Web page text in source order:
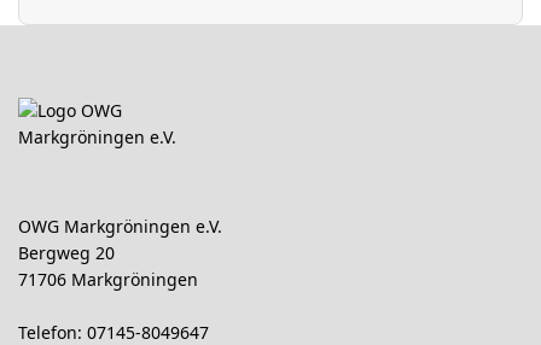
OWG Markgröningen e.V.
Bergweg 20
71706 Markgröningen
Telefon: 07145-8049647